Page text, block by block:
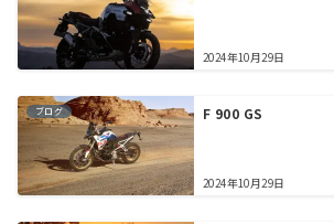
2024年10月29日
ブログ F 900 GS
2024年10月29日